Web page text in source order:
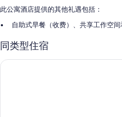
此公寓酒店提供的其他礼遇包括：
自助式早餐（收费）、共享工作空
无烟场所、多语言服务和24 小时前台
客房特色
同类型住宿
渋谷东急卓越酒店